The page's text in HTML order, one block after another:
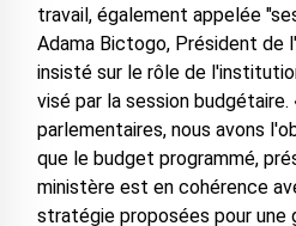
travail, également appelée
Adama Bictogo, Président de
insisté sur le rôle de
visé par la session
parlementaires, nous avons
que le budget programmé,
ministère est en cohérence
stratégie proposées pour